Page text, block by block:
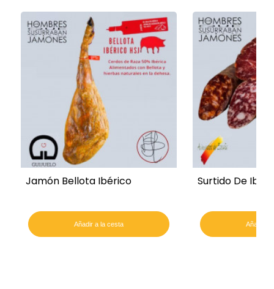
Jamón Bellota Ibérico
Añadir a la cesta
Surtido De
Añadir a